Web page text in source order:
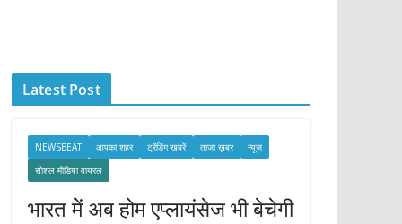
e
Latest Post
NEWSBEAT आपका शहर ट्रेंडिंग खबरें ताज़ा ख़बर
न्यूज़
सोशल मीडिया वायरल
भारत में अब होम एप्लायंसेज भी बेचेगी